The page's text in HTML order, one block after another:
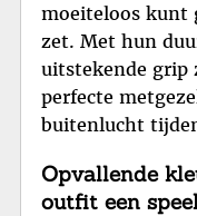
moeiteloos kunt
zet. Met hun
uitstekende grip
perfecte
buitenlucht
Opvallende
outfit een